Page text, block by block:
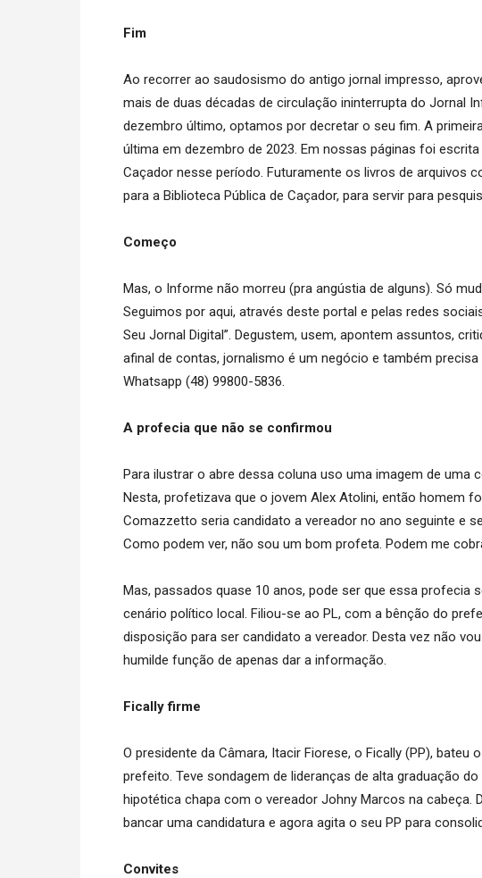
Fim
Ao recorrer ao saudosismo do antigo jornal impresso,
mais de duas décadas de circulação ininterrupta do Jornal
dezembro último, optamos por decretar o seu fim. A
última em dezembro de 2023. Em nossas páginas foi
Caçador nesse período. Futuramente os livros de arquivos
para a Biblioteca Pública de Caçador, para servir para
Começo
Mas, o Informe não morreu (pra angústia de alguns). Só
Seguimos por aqui, através deste portal e pelas redes
Seu Jornal Digital”. Degustem, usem, apontem assuntos,
afinal de contas, jornalismo é um negócio e também
Whatsapp (48) 99800-5836.
A profecia que não se confirmou
Para ilustrar o abre dessa coluna uso uma imagem de uma
Nesta, profetizava que o jovem Alex Atolini, então homem
Comazzetto seria candidato a vereador no ano seguinte e
Como podem ver, não sou um bom profeta. Podem me
Mas, passados quase 10 anos, pode ser que essa profecia
cenário político local. Filiou-se ao PL, com a bênção do
disposição para ser candidato a vereador. Desta vez não
humilde função de apenas dar a informação.
Fically firme
O presidente da Câmara, Itacir Fiorese, o Fically (PP), bateu
prefeito. Teve sondagem de lideranças de alta graduação
hipotética chapa com o vereador Johny Marcos na cabeça.
bancar uma candidatura e agora agita o seu PP para
Convites